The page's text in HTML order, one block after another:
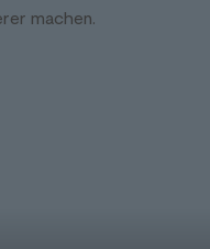
machen.